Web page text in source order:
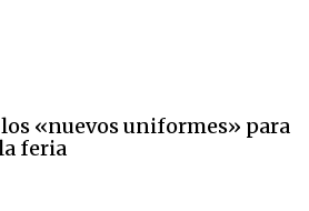
«nuevos uniformes» para
feria